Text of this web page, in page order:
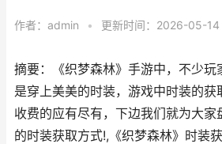
作者： admin • 更新时间：2026-05-14
摘要：《织梦森林》手游中，不少玩
是穿上美美的时装，游戏中时装的获
收费的应有尽有，下边我们就为大家
的时装获取方式!,《织梦森林》时装